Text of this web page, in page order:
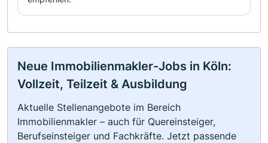
Neue Immobilienmakler-Jobs in Köln:
Vollzeit, Teilzeit & Ausbildung
Aktuelle Stellenangebote im Bereich
Immobilienmakler – auch für Quereinsteiger,
Berufseinsteiger und Fachkräfte. Jetzt passende